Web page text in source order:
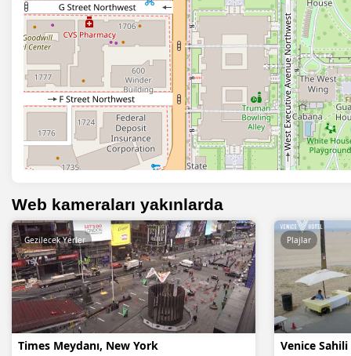
Web kameraları yakınlarda
Times Meydanı, New York
Gezilecek Yerler
Venice
Plajlar